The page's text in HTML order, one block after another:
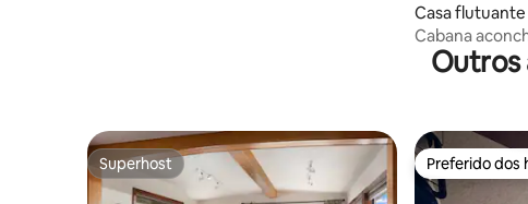
Casa flutuante
Cabana
Portland,
Outros
Superhost
Superhost Preferido dos
Preferido dos